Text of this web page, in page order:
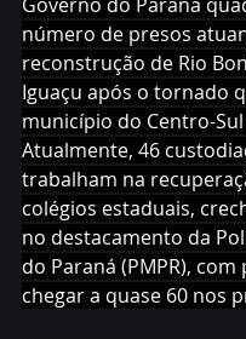
número de presos
reconstrução de Rio
Iguaçu após o tornado
município do Centro-
Atualmente, 46
trabalham na
colégios estaduais,
no destacamento da
do Paraná (PMPR),
chegar a quase 60 nos